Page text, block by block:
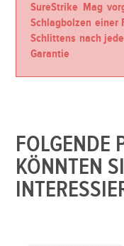
SureStrike Mag
Schlagbolzen einer
Schlittens nach
Garantie
FOLGENDE
KÖNNTEN